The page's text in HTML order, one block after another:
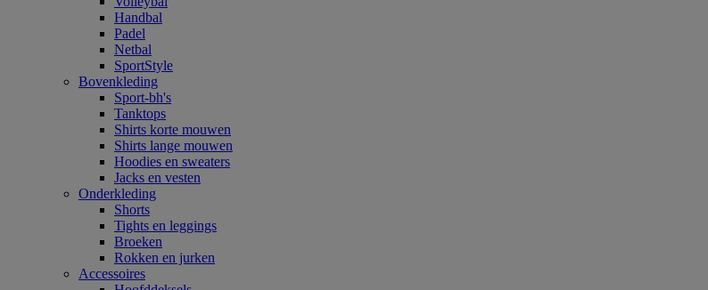
Handbal
Padel
Netbal
SportStyle
Bovenkleding
Sport-bh's
Tanktops
Shirts korte mouwen
Shirts lange mouwen
Hoodies en sweaters
Jacks en vesten
Onderkleding
Shorts
Tights en leggings
Broeken
Rokken en jurken
Accessoires